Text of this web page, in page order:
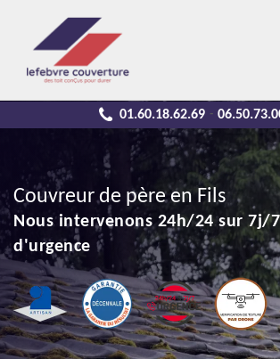
01.60.18.62.69 -
Couvreur de père en Fils
Nous intervenons 24h/24 sur 7j/
d'urgence